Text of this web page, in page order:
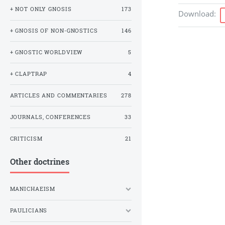
Download:
+ NOT ONLY GNOSIS 173
+ GNOSIS OF NON-GNOSTICS 146
+ GNOSTIC WORLDVIEW 5
+ CLAPTRAP 4
ARTICLES AND COMMENTARIES 278
JOURNALS, CONFERENCES 33
CRITICISM 21
Other doctrines
MANICHAEISM
PAULICIANS